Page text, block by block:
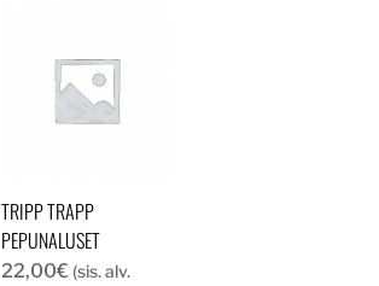
TRIPP TRAPP
PEPUNALUSET
22,00€ (sis. alv.